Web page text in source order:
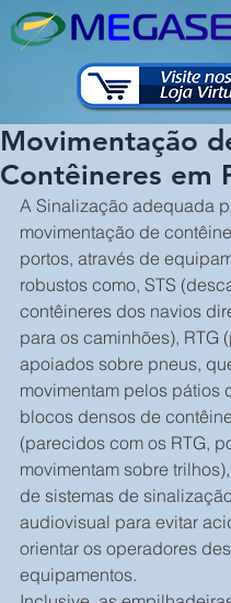
Movimentação
Contêineres em
A Sinalização adequada
movimentação de
portos, através de
robustos como, STS
contêineres dos navios
para os caminhões), RTG
apoiados sobre pneus,
movimentam pelos pátios
blocos densos de
(parecidos com os RTG,
movimentam sobre
de sistemas de
audiovisual para evitar
orientar os operadores
equipamentos.